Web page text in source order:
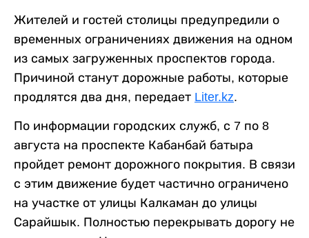
Жителей и гостей столицы предупредили о
временных ограничениях движения на одном
из самых загруженных проспектов города.
Причиной станут дорожные работы, которые
продлятся два дня, передает Liter.kz.
По информации городских служб, с 7 по 8
августа на проспекте Кабанбай батыра
пройдет ремонт дорожного покрытия. В связи
с этим движение будет частично ограничено
на участке от улицы Калкаман до улицы
Сарайшык. Полностью перекрывать дорогу не